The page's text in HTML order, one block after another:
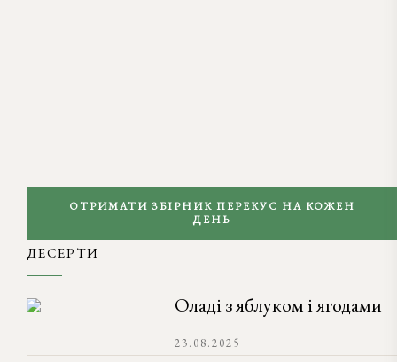
ОТРИМАТИ ЗБІРНИК ПЕРЕКУС НА КОЖЕН
ДЕНЬ
ДЕСЕРТИ
Оладі з яблуком і ягодами
23.08.2025